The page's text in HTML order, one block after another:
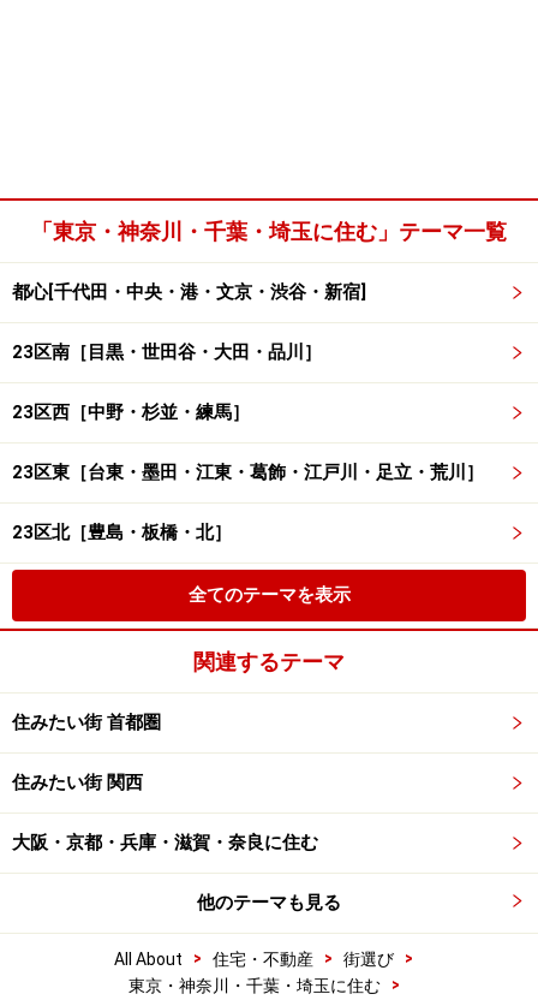
「東京・神奈川・千葉・埼玉に住む」テーマ一覧
都心[千代田・中央・港・文京・渋谷・新宿]
23区南［目黒・世田谷・大田・品川］
23区西［中野・杉並・練馬］
23区東［台東・墨田・江東・葛飾・江戸川・足立・荒川］
23区北［豊島・板橋・北］
全てのテーマを表示
関連するテーマ
住みたい街 首都圏
住みたい街 関西
大阪・京都・兵庫・滋賀・奈良に住む
他のテーマも見る
All About > 住宅・不動産 > 街選び
>
東京・神奈川・千葉・埼玉に住む
>